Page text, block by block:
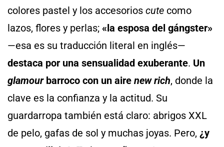
colores pastel y los accesorios cute como
lazos, flores y perlas; «la esposa del gángster»
—esa es su traducción literal en inglés—
destaca por una sensualidad exuberante. Un
glamourbarroco con un aire new rich, donde la
clave es la confianza y la actitud. Su
guardarropa también está claro: abrigos XXL
de pelo, gafas de sol y muchas joyas. Pero, ¿y